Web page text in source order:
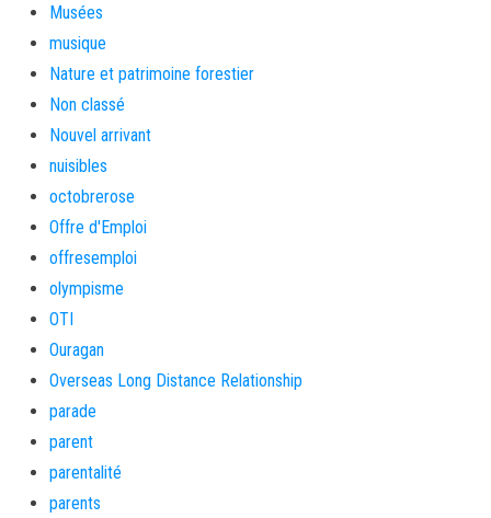
Musées
musique
Nature et patrimoine forestier
Non classé
Nouvel arrivant
nuisibles
octobrerose
Offre d'Emploi
offresemploi
olympisme
OTI
Ouragan
Overseas Long Distance Relationship
parade
parent
parentalité
parents